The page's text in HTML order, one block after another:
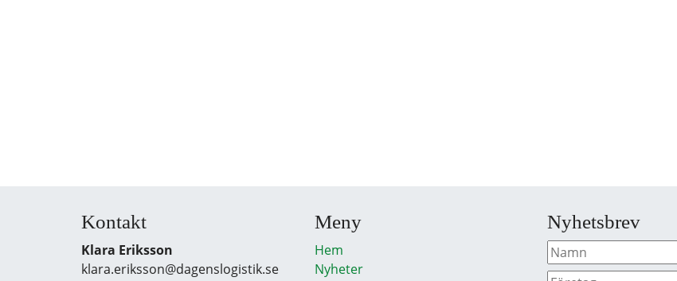
Kontakt
Klara Eriksson
klara.eriksson@dagenslogistik.se
Meny
Hem
Nyheter
Nyhetsbrev